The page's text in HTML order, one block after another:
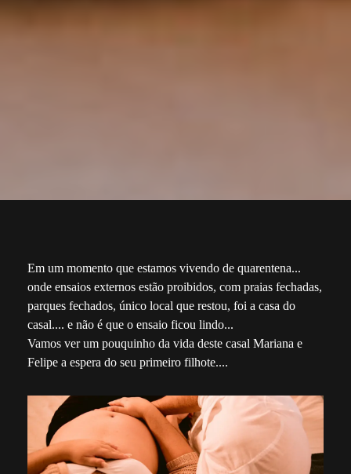
Em um momento que estamos vivendo de quarentena...
onde ensaios externos estão proibidos, com praias fechadas,
parques fechados, único local que restou, foi a casa do
casal.... e não é que o ensaio ficou lindo...
Vamos ver um pouquinho da vida deste casal Mariana e
Felipe a espera do seu primeiro filhote....